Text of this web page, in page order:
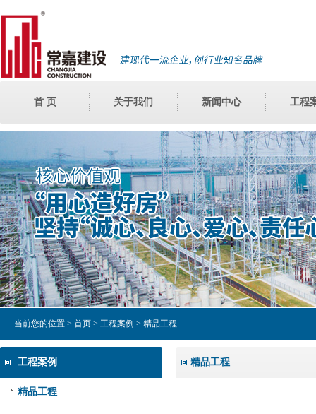
首 页 关于我们 新闻中心 工程
当前您的位置 > 首页 > 工程案例 > 精品工程
工程案例
精品工程
精品工程